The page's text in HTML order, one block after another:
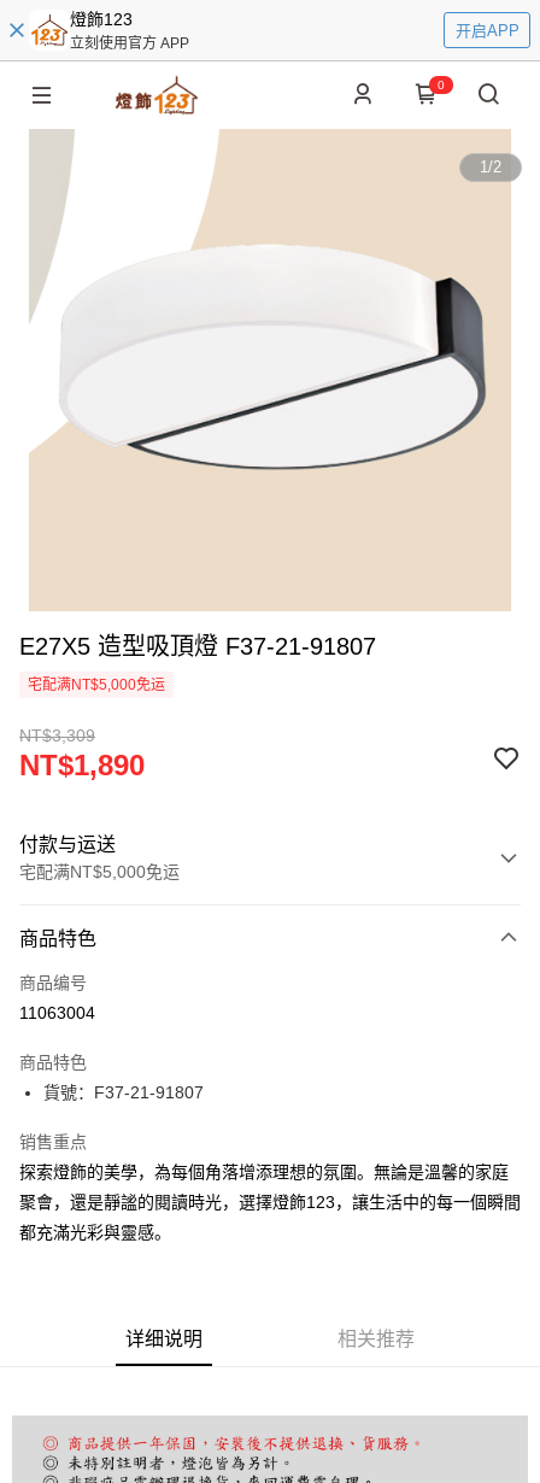
燈飾123
立刻使用官方 APP
开启APP
0
1/2
E27X5 造型吸頂燈 F37-21-91807
宅配满NT$5,000免运
NT$3,309
NT$1,890
付款与运送
宅配满NT$5,000免运
信用卡一次付款
LINE Pay
街口支付
悠遊付
Google Pay
Plus PAY
1. 於付款方式選擇AFTEE先享後付，將跳出AFTEE先享後付手機驗證視
AFTEE APP推播通知。
5. 收到商品當下無需繳費，確認無誤後，請再利用繳費通知簡訊或AFTEE
宅配
每笔NT$180，满NT$5,000(含以上)免运费
商品特色
商品编号
11063004
商品特色
貨號：F37-21-91807
销售重点
探索燈飾的美學，為每個角落增添理想的氛圍。無論是溫馨的家庭
聚會，還是靜謐的閱讀時光，選擇燈飾123，讓生活中的每一個瞬間
都充滿光彩與靈感。
详细说明 相关推荐